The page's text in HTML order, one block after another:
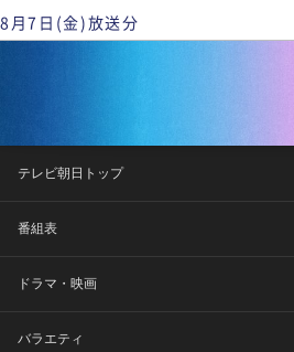
8月7日(金)放送分
テレビ朝日トップ
番組表
ドラマ・映画
バラエティ